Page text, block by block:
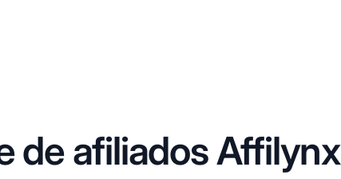
de afiliados Affilynx